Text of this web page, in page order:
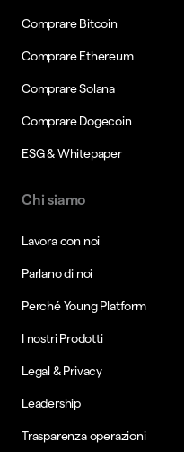
Comprare Bitcoin
Comprare Ethereum
Comprare Solana
Comprare Dogecoin
ESG & Whitepaper
Chi siamo
Lavora con noi
Parlano di noi
Perché Young Platform
I nostri Prodotti
Legal & Privacy
Leadership
Trasparenza operazioni